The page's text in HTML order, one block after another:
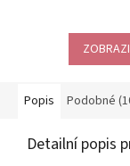
Popis Podobné
Detailní popis